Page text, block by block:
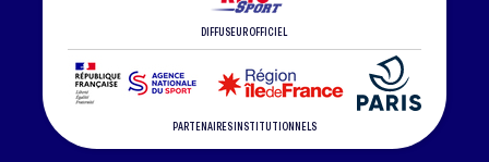
DIFFUSEUR OFFICIEL
PARTENAIRES INSTITUTIONNELS